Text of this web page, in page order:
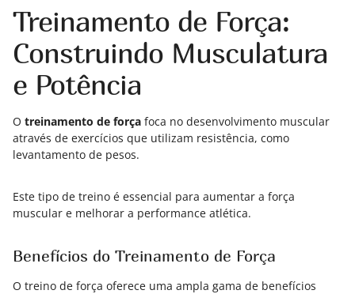
Treinamento de Força:
Construindo Musculatura
e Potência
O treinamento de força foca no desenvolvimento muscular
através de exercícios que utilizam resistência, como
levantamento de pesos.
Este tipo de treino é essencial para aumentar a força
muscular e melhorar a performance atlética.
Benefícios do Treinamento de Força
O treino de força oferece uma ampla gama de benefícios